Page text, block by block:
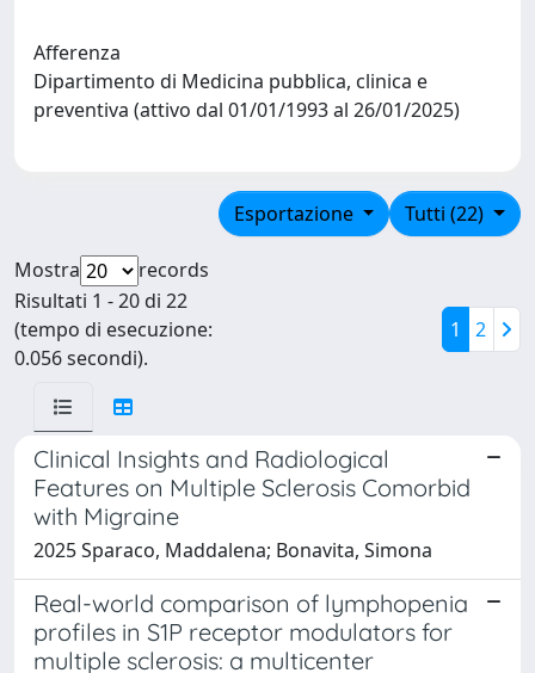
Afferenza
Dipartimento di Medicina pubblica, clinica e
preventiva (attivo dal 01/01/1993 al 26/01/2025)
Tutti (22)
Esportazione
Mostra
records
Risultati 1 - 20 di 22
(tempo di esecuzione:
0.056 secondi).
1 2
Clinical Insights and Radiological
Features on Multiple Sclerosis Comorbid
with Migraine
2025 Sparaco, Maddalena; Bonavita, Simona
Real-world comparison of lymphopenia
profiles in S1P receptor modulators for
multiple sclerosis: a multicenter